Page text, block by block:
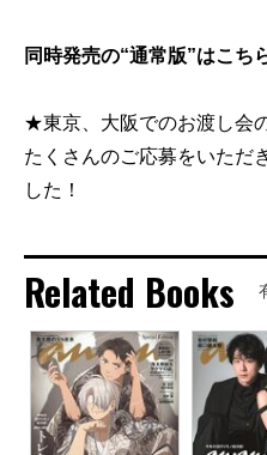
同時発売の“通常版”はこち
★東京、大阪でのお渡し会
たくさんのご応募をいただ
した！
Related Books